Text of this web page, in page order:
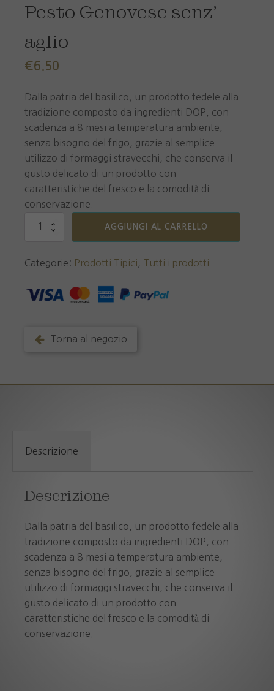
Pesto Genovese senz'
aglio
€6.50
Dalla patria del basilico, un prodotto fedele alla
tradizione composto da ingredienti DOP, con
scadenza a 8 mesi a temperatura ambiente,
senza bisogno del frigo, grazie al semplice
utilizzo di formaggi stravecchi, che conserva il
gusto delicato di un prodotto con
caratteristiche del fresco e la comodità di
conservazione.
Pesto
Genovese
quantità
AGGIUNGI AL CARRELLO
Categorie: Prodotti Tipici Tutti i prodotti
Torna al negozio
Descrizione
Descrizione
Dalla patria del basilico, un prodotto fedele alla
tradizione composto da ingredienti DOP, con
scadenza a 8 mesi a temperatura ambiente,
senza bisogno del frigo, grazie al semplice
utilizzo di formaggi stravecchi, che conserva il
gusto delicato di un prodotto con
caratteristiche del fresco e la comodità di
conservazione.